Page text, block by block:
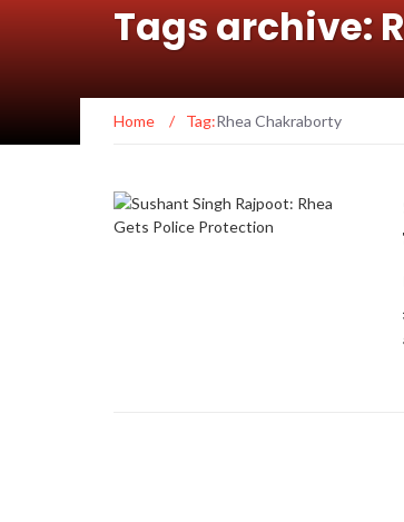
Tags archive:
Home / Tag:Rhea Chakraborty